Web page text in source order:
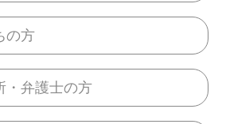
の方
・弁護士の方